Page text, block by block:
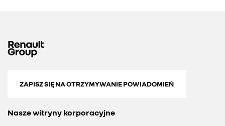
ZAPISZ SIĘ NA OTRZYMYWANIE POWIADOMIEŃ
Nasze witryny korporacyjne